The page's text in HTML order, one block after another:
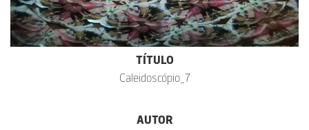
TÍTULO
Caleidoscópio_7
AUTOR